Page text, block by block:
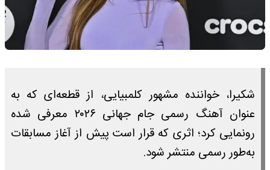
شکیرا، خواننده مشهور کلمبیایی، از قطعه‌ای که به
عنوان آهنگ رسمی جام جهانی ۲۰۲۶ معرفی شده
رونمایی کرد؛ اثری که قرار است پیش از آغاز مسابقات
به‌طور رسمی منتشر شود.